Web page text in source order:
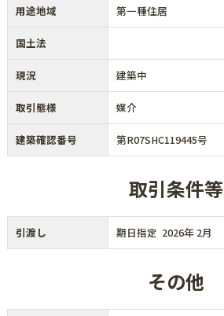
用途地域 第一種住居
国土法
現況 建築中
取引態様 媒介
建築確認番号 第R07SHC119445号
取引条件等
引渡し 期日指定 2026年 2月
その他